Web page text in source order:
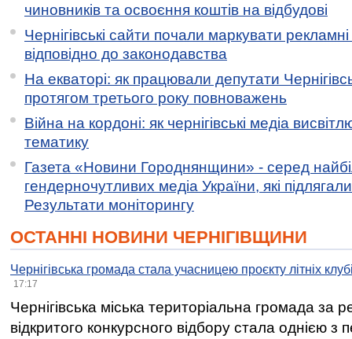
чиновників та освоєння коштів на відбудові
Чернігівські сайти почали маркувати
відповідно до законодавства
На екваторі: як працювали депутати
протягом третього року повноважень
Війна на кордоні: як чернігівські медіа
тематику
Газета «Новини Городнянщини» - серед
гендерночутливих медіа України, які
Результати моніторингу
ОСТАННІ НОВИНИ ЧЕРНІГІВЩИНИ
Чернігівська громада стала учасницею проєкту літніх
17:17
Чернігівська міська територіальна громада за
відкритого конкурсного відбору стала однією